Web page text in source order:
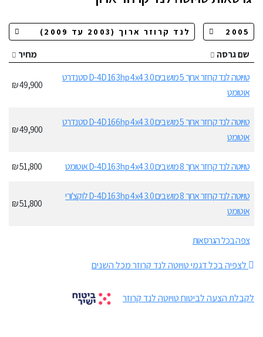
שם גרסה
מחיר
טויוטה לנד קרוזר ארוך 5 מושבים 3.0 D-4D 163hp 4x4 סטנדרט
אוטומט
49,900 ₪
טויוטה לנד קרוזר ארוך 5 מושבים 3.0 D-4D 166hp 4x4 סטנדרט
אוטומט
49,900 ₪
טויוטה לנד קרוזר ארוך 8 מושבים 3.0 D-4D 163hp 4x4 אוטומט 51,800 ₪
טויוטה לנד קרוזר ארוך 8 מושבים 3.0 D-4D 163hp 4x4 לוקצ'ורי
אוטומט
51,800 ₪
צפה בכל הגרסאות
לצפיה בכל דגמי טויוטה לנד קרוזר מכל השנים
לקבלת הצעה לביטוח טויוטה לנד קרוזר